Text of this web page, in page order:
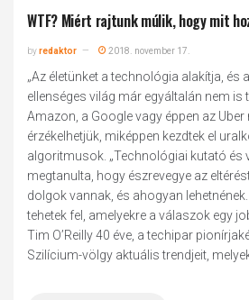
WTF? Miért rajtunk múlik, hogy mit
byredaktor 2018. november 17.
„Az életünket a technológia alakítja, és
ellenséges világ már egyáltalán nem is
Amazon, a Google vagy éppen az
érzékelhetjük, miképpen kezdtek el
algoritmusok. „Technológiai kutató és
megtanulta, hogy észrevegye az
dolgok vannak, és ahogyan
tehetek fel, amelyekre a válaszok egy
Tim O’Reilly 40 éve, a techipar
Szilícium-völgy aktuális trendjeit,